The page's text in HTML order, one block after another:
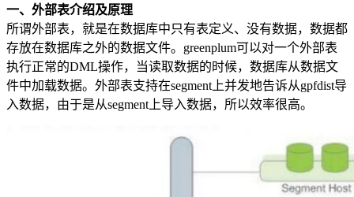
一、外部表介绍及原理
所谓外部表，就是在数据库中只有表定义、没有数据，数据都
存放在数据库之外的数据文件。greenplum可以对一个外部表
执行正常的DML操作，当读取数据的时候，数据库从数据文
件中加载数据。外部表支持在segment上并发地告诉从gpfdist导
入数据，由于是从segment上导入数据，所以效率很高。